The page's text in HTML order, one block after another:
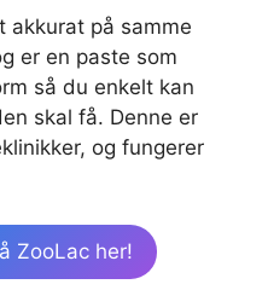
akkurat på samme
er en paste som
så du enkelt kan
skal få. Denne er
og fungerer
ZooLac her!